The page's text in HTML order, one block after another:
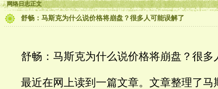
网络日志正文
舒畅：马斯克为什么说价格将崩盘？很多人可能误解了
舒畅：马斯克为什么说价格将崩盘？很多
最近在网上读到一篇文章。文章整理了马